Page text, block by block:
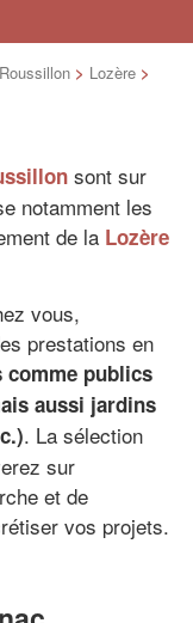
> Lozère >
sont sur
notamment les
de la Lozère
vous,
prestations en
comme publics
aussi jardins
. La sélection
sur
et de
vos projets.